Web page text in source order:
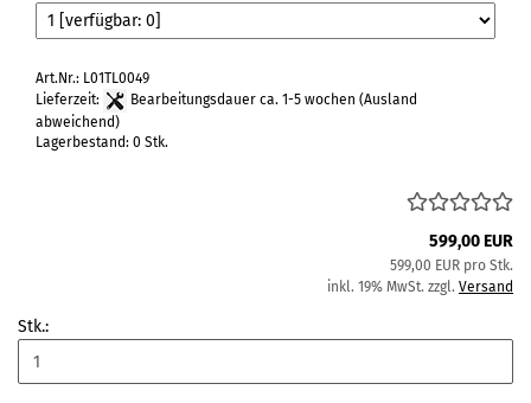
Art.Nr.: L01TL0049
Lieferzeit:
Bearbeitungsdauer ca. 1-5 wochen (Ausland
abweichend)
Lagerbestand: 0 Stk.
599,00 EUR
599,00 EUR pro Stk.
inkl. 19% MwSt. zzgl. Versand
Stk.: